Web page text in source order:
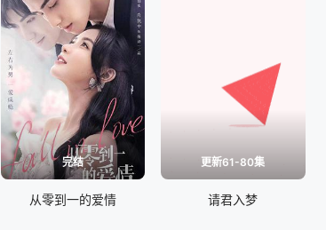
完结
从零到一的爱情
更新61-80集
请君入梦